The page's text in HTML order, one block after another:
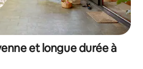
et longue durée à